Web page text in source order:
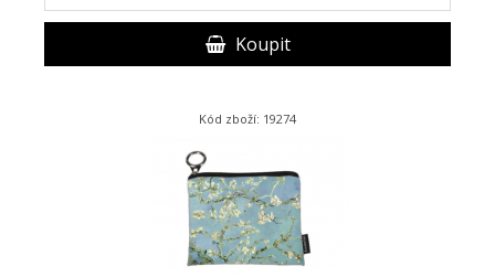
Koupit
Kód zboží: 19274